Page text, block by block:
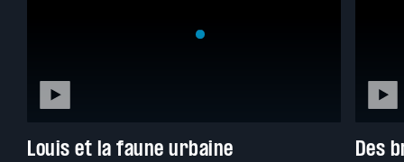
Louis et la faune urbaine Des